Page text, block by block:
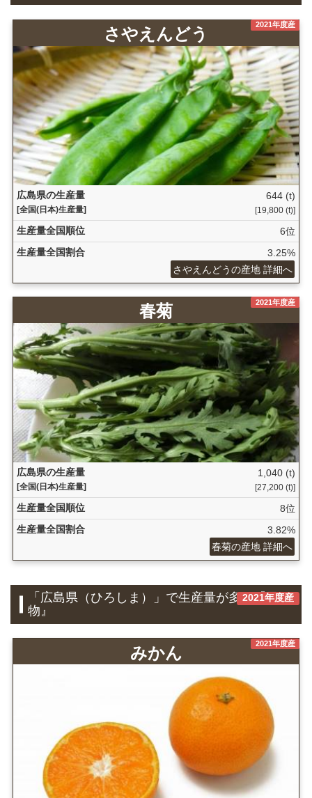
2021年度産
さやえんどう
広島県の生産量
[全国(日本)生産量]
644 (t)
[19,800 (t)]
生産量全国順位
6位
生産量全国割合
3.25%
さやえんどうの産地 詳細へ
2021年度産
春菊
広島県の生産量
[全国(日本)生産量]
1,040 (t)
[27,200 (t)]
生産量全国順位
8位
生産量全国割合
3.82%
春菊の産地 詳細へ
2021年度産
「広島県（ひろしま）」で生産量が多い『果
物』
2021年度産
みかん